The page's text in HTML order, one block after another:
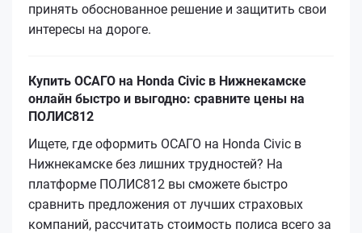
принять обоснованное решение и защитить свои
интересы на дороге.
Купить ОСАГО на Honda Civic в Нижнекамске
онлайн быстро и выгодно: сравните цены на
ПОЛИС812
Ищете, где оформить ОСАГО на Honda Civic в
Нижнекамске без лишних трудностей? На
платформе ПОЛИС812 вы сможете быстро
сравнить предложения от лучших страховых
компаний, рассчитать стоимость полиса всего за